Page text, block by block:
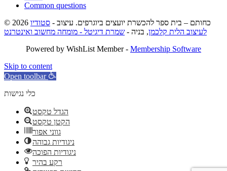
Common questions
© 2026 כחותם – בית ספר להכשרת יועצים ביוגרפים. עיצוב - סטודיו
לעיצוב הלית קלכמן, בניה - שמרת דיגיטל - מומחה מחשוב ואינטרנט
Powered by WishList Member - Membership Software
Skip to content
Open toolbar
כלי נגישות
הגדל טקסט
הקטן טקסט
גווני אפור
ניגודיות גבוהה
ניגודיות הפוכה
רקע בהיר